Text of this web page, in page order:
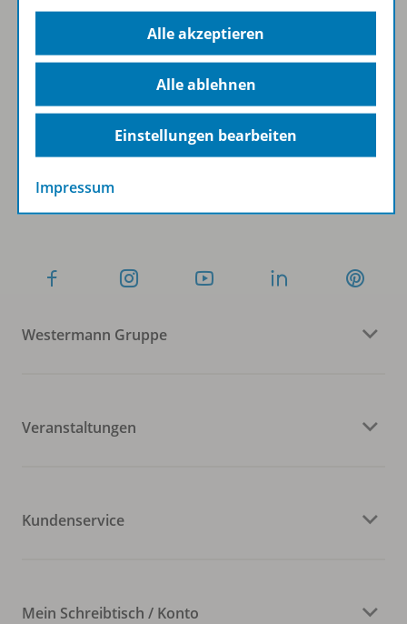
Sofort profitieren
Zum Newsletter anmelden
Folgen Sie uns auf Social Media
Westermann Gruppe
Veranstaltungen
Kundenservice
Mein Schreibtisch / Konto
Alle akzeptieren
Alle ablehnen
Einstellungen bearbeiten
Impressum